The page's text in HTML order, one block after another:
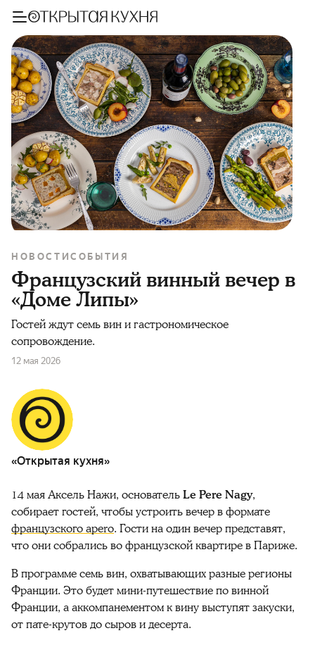
НОВОСТИСОБЫТИЯ
Французский винный вечер в
«Доме Липы»
Гостей ждут семь вин и гастрономическое
сопровождение.
12 мая 2026
«Открытая кухня»
14 мая Аксель Нажи, основательLe Pere Nagy,
собирает гостей, чтобы устроить вечер в формате
французского apero. Гости на один вечер представят,
что они собрались во французской квартире в Париже.
В программе семь вин, охватывающих разные регионы
Франции. Это будет мини-путешествие по винной
Франции, а аккомпанементом к вину выступят закуски,
от пате-крутов до сыров и десерта.